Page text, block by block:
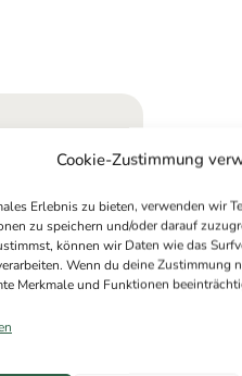
Cookie-Zustimmung
Erlebnis zu bieten, verwenden wir
zu speichern und/oder darauf
können wir Daten wie das
Wenn du deine Zustimmung
Merkmale und Funktionen
von 12
uns sicher